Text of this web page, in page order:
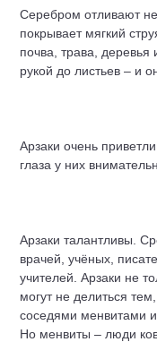
Серебром отливают
покрывает мягкий
почва, трава, деревья
рукой до листьев – и
Арзаки очень
глаза у них
Арзаки талантливы.
врачей, учёных,
учителей. Арзаки не
могут не делиться
соседями менвитами
Но менвиты – люди